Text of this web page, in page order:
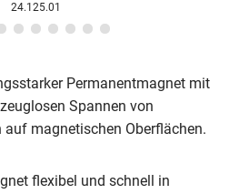
24.125.01
Permanentmagnet mit
Spannen von
auf magnetischen Oberflächen.
flexibel und schnell in